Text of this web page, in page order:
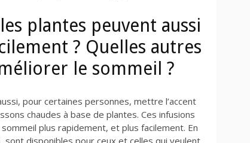
plantes peuvent aussi
? Quelles autres
le sommeil ?
pour certaines personnes, mettre l’accent
chaudes à base de plantes. Ces infusions
plus rapidement, et plus facilement. En
sont disponibles pour ceux et celles qui veulent